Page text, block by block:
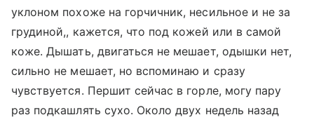
уклоном похоже на горчичник, несильное и не за
грудиной,, кажется, что под кожей или в самой
коже. Дышать, двигаться не мешает, одышки нет,
сильно не мешает, но вспоминаю и сразу
чувствуется. Першит сейчас в горле, могу пару
раз подкашлять сухо. Около двух недель назад